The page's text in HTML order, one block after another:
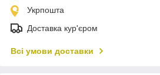
Укрпошта
Доставка кур'єром
Всі умови доставки